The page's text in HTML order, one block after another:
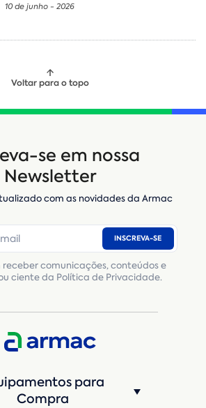
10 de junho - 2026
Voltar para o topo
se em nossa
Newsletter
com as novidades da Armac
INSCREVA-SE
comunicações, conteúdos e
ciente da Política de Privacidade.
para
Compra
Compra de seminovos
*
Estadual(Produtor Rural)